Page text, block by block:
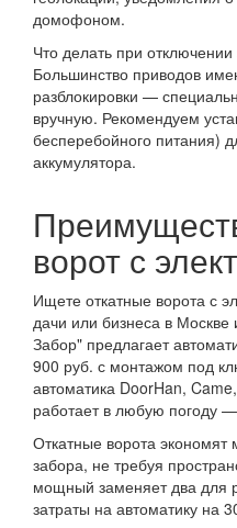
домофоном.
Что делать при отключении
Большинство приводов
разблокировки —
вручную. Рекомендуем
бесперебойного питания)
аккумулятора.
ворот с
Ищете откатные ворота с
дачи или бизнеса в
Забор" предлагает
900 руб. с монтажом под
автоматика DoorHan,
работает в любую погоду
Откатные ворота экономят
забора, не требуя
мощный заменяет два для
затраты на автоматику на